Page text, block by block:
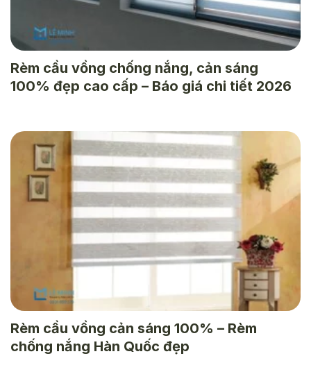
Rèm cầu vồng chống nắng, cản sáng
100% đẹp cao cấp – Báo giá chi tiết 2026
Rèm cầu vồng cản sáng 100% – Rèm
chống nắng Hàn Quốc đẹp